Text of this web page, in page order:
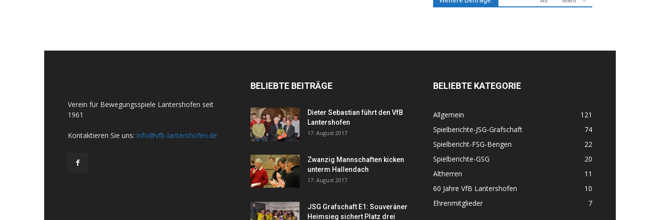
Verein für Bewegungsspiele Lantershofen seit
1961
Kontaktieren Sie uns: info@vfb-lantershofen.de
BELIEBTE BEITRÄGE
Dieter Sebastian führt den VfB
Lantershofen
17. August 2017
Zwanzig Mannschaften kicken
unterm Hallendach
17. August 2017
JSG Grafschaft E1: Souveräner
Heimsieg sichert Platz drei
BELIEBTE KATEGORIE
Allgemein
121
Spielberichte-JSG-Grafschaft
74
Spielbericht-FSG-Bengen
22
Spielberichte-GSG
20
Altherren
11
60 Jahre VfB Lantershofen
10
Ehrenmitglieder
7